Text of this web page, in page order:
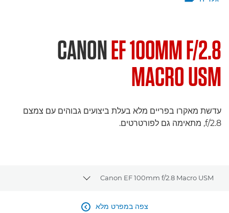
CANONEF 100MM F/2.8
MACRO USM
עדשת מאקרו בפריים מלא בעלת ביצועים גבוהים עם צמצם
f/2.8, מתאימה גם לפורטרטים.
Canon EF 100mm f/2.8 Macro USM
Toggle breadcrumbs
צפה במפרט מלא 